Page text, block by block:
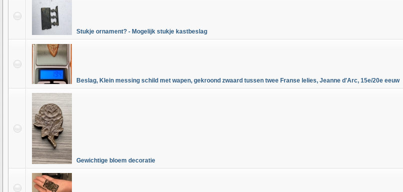
Stukje ornament? - Mogelijk stukje kastbeslag
Beslag, Klein messing schild met wapen, gekroond zwaard tussen twee Franse lelies, Jeanne d'Arc, 15e/20e eeuw
Gewichtige bloem decoratie